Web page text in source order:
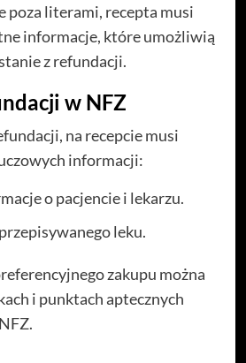
poza literami, recepta musi
informacje, które umożliwią
z refundacji.
w NFZ
na recepcie musi
informacji:
o pacjencie i lekarzu.
leku.
zakupu można
i punktach aptecznych